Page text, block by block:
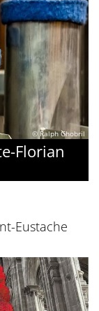
© Ralph Ghobril
Florian
Eustache